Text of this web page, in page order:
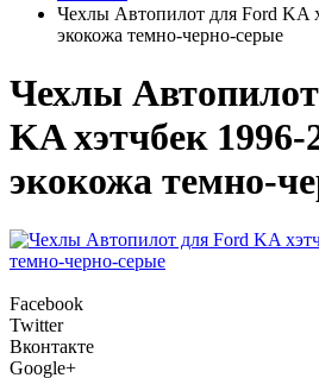
Чехлы Автопилот для Ford KA
экокожа темно-черно-серые
Чехлы
KA хэтчбек 1996-
экокожа темно-
Facebook
Twitter
Вконтакте
Google+